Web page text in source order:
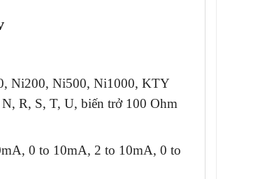
Ni200, Ni500, Ni1000, KTY
R, S, T, U, biến trở 100 Ohm
0 to 10mA, 2 to 10mA, 0 to